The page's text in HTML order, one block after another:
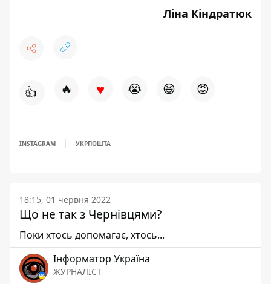
Ліна Кіндратюк
👍 🔥 ♥ 😭 😆 😡
INSTAGRAM УКРПОШТА
18:15, 01 червня 2022
Що не так з Чернівцями?
Поки хтось допомагає, хтось...
Інформатор Україна
ЖУРНАЛІСТ